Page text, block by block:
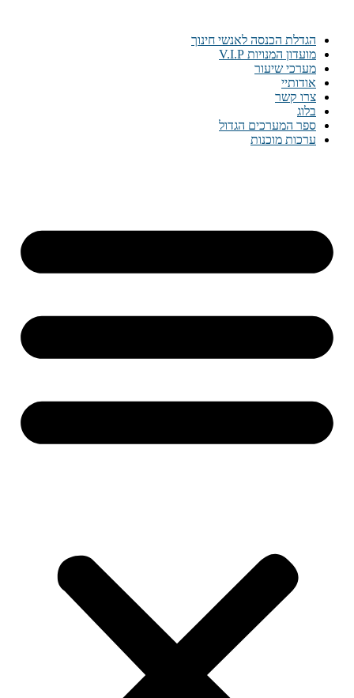
הגדלת הכנסה לאנשי חינוך
מועדון המנויות V.I.P
מערכי שיעור
אודותיי
צרו קשר
בלוג
ספר המערכים הגדול
ערכות מוכנות